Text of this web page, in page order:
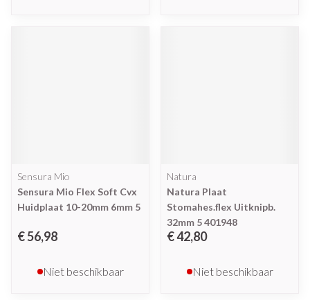
Sensura Mio
Sensura Mio Flex Soft Cvx
Huidplaat 10-20mm 6mm 5
€ 56,98
Niet beschikbaar
Natura
Natura Plaat
Stomahes.flex Uitknipb.
32mm 5 401948
€ 42,80
Niet beschikbaar